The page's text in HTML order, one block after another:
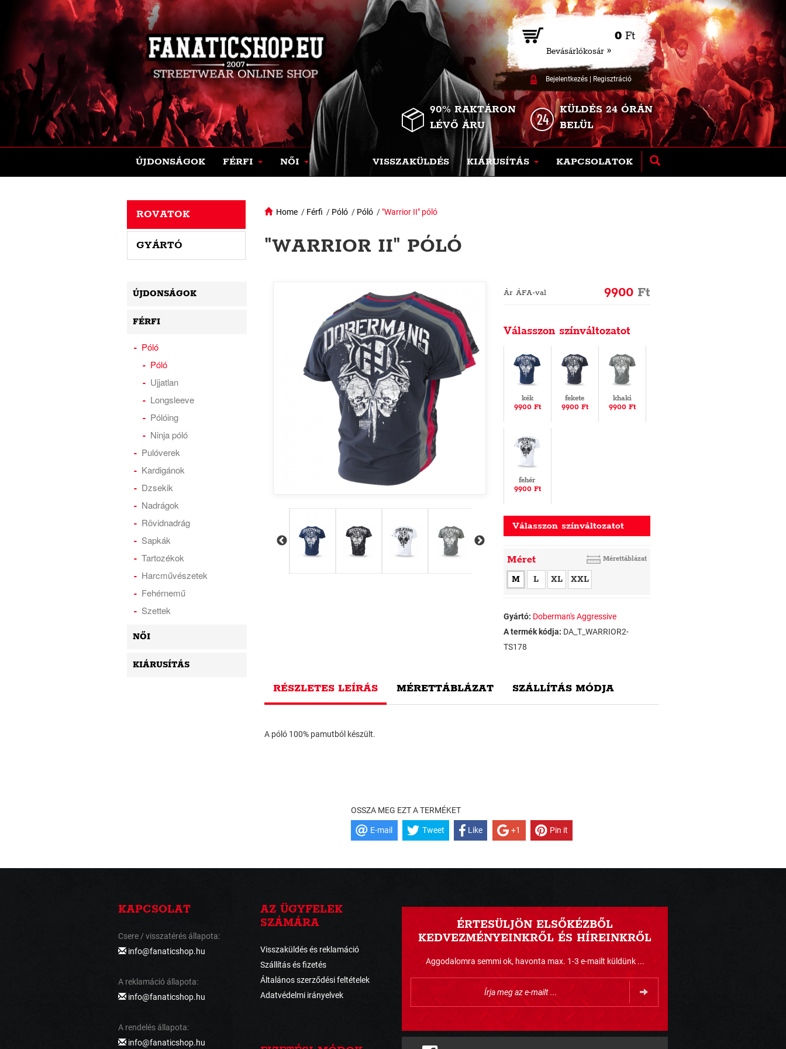
0 Ft
Bevásárlókosár »
Bejelentkezés| Regisztráció
90% RAKTÁRON
LÉVŐ ÁRU
KÜLDÉS 24 ÓRÁN
BELÜL
ÚJDONSÁGOK FÉRFI NŐI VISSZAKÜLDÉS KIÁRUSÍTÁS KAPCSOLATOK
Home / Férfi / Póló / Póló / "Warrior II" póló
"WARRIOR II" PÓLÓ
Ár ÁFA-val 9900 Ft
Válasszon színváltozatot
kék
9900 Ft
fekete
9900 Ft
khaki
9900 Ft
fehér
9900 Ft
Válasszon színváltozatot
Méret Mérettáblázat
M L XL XXL
Gyártó: Doberman's Aggressive
A termék kódja: DA_T_WARRIOR2-
TS178
RÉSZLETES LEÍRÁS MÉRETTÁBLÁZAT SZÁLLÍTÁS MÓDJA
A póló 100% pamutból készült.
OSSZA MEG EZT A TERMÉKET
E-mail Tweet Like +1 Pin it
ROVATOK
GYÁRTÓ
ÚJDONSÁGOK
FÉRFI
Póló
Póló
Ujjatlan
Longsleeve
Pólóing
Ninja póló
Pulóverek
Kardigánok
Dzsekik
Nadrágok
Rövidnadrág
Sapkák
Tartozékok
Harcművészetek
Fehérnemű
Szettek
NŐI
KIÁRUSÍTÁS
KAPCSOLAT
Csere / visszatérés állapota:
info@fanaticshop.hu
A reklamáció állapota:
info@fanaticshop.hu
A rendelés állapota:
info@fanaticshop.hu
AZ ÜGYFELEK
SZÁMÁRA
Visszaküldés és reklamáció
Szállítás és fizetés
Általános szerződési feltételek
Adatvédelmi irányelvek
ÉRTESÜLJÖN ELSŐKÉZBŐL
KEDVEZMÉNYEINKRŐL ÉS HÍREINKRŐL
Aggodalomra semmi ok, havonta max. 1-3 e-mailt küldünk ...